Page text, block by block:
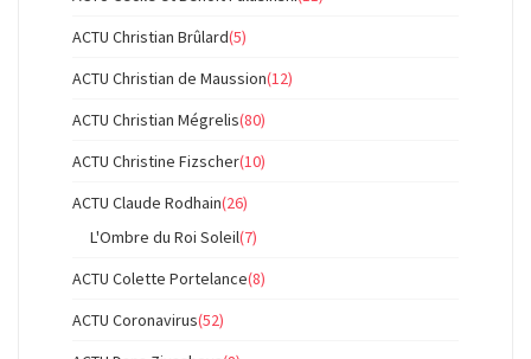
ACTU Christian Brûlard(5)
ACTU Christian de Maussion(12)
ACTU Christian Mégrelis(80)
ACTU Christine Fizscher(10)
ACTU Claude Rodhain(26)
L'Ombre du Roi Soleil(7)
ACTU Colette Portelance(8)
ACTU Coronavirus(52)